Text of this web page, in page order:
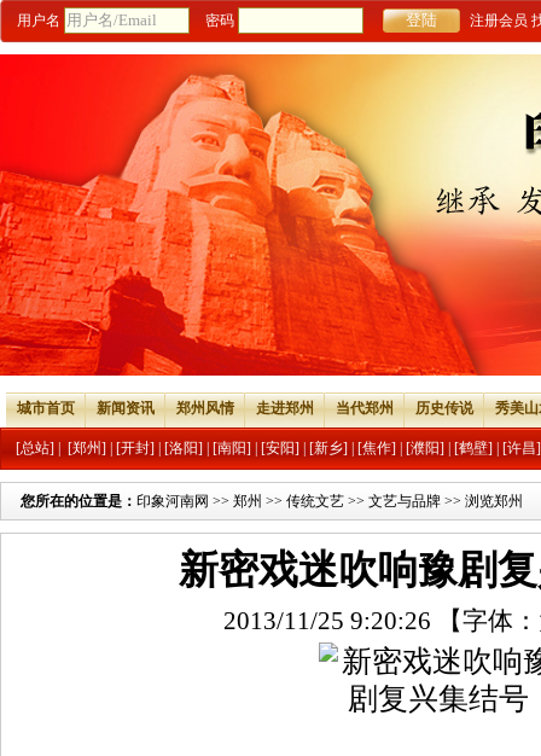
用户名 密码 注册会员
城市首页 新闻资讯 郑州风情 走进郑州 当代郑州 历史传说 秀美
[总站] [郑州] [开封] [洛阳] [南阳] [安阳] [新乡] [焦作] [濮阳] [鹤壁] [许昌]
您所在的位置是： 印象河南网 >> 郑州 >> 传统文艺 >> 文艺与品牌 >> 浏览郑州
新密戏迷吹响豫剧
2013/11/25 9:20:26 【字体：